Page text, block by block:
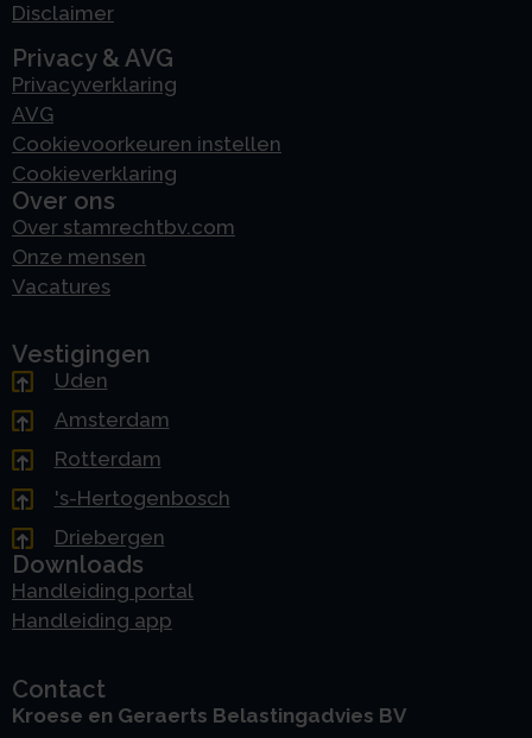
Disclaimer
Privacy & AVG
Privacyverklaring
AVG
Cookievoorkeuren instellen
Cookieverklaring
Over ons
Over stamrechtbv.com
Onze mensen
Vacatures
Vestigingen
Uden
Amsterdam
Rotterdam
's-Hertogenbosch
Driebergen
Downloads
Handleiding portal
Handleiding app
Contact
Kroese en Geraerts Belastingadvies BV